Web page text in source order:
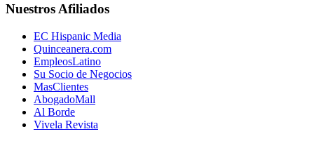
Nuestros Afiliados
EC Hispanic Media
Quinceanera.com
EmpleosLatino
Su Socio de Negocios
MasClientes
AbogadoMall
Al Borde
Vivela Revista